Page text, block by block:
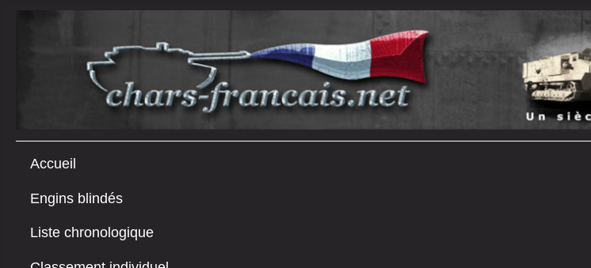
Accueil
Engins blindés
Liste chronologique